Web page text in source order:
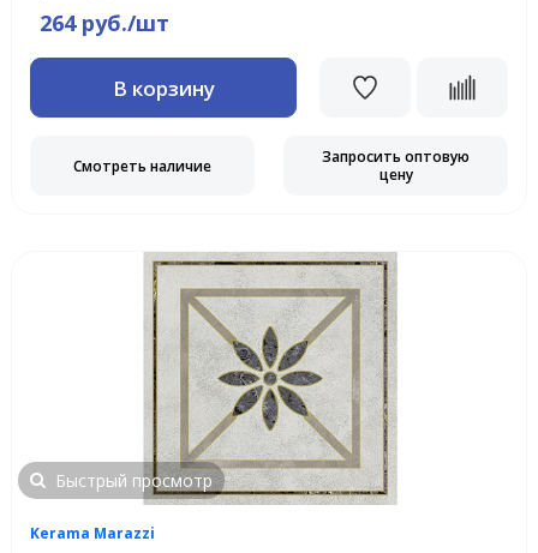
264 руб./шт
В корзину
Смотреть наличие
Запросить оптовую
цену
Быстрый просмотр
Kerama Marazzi